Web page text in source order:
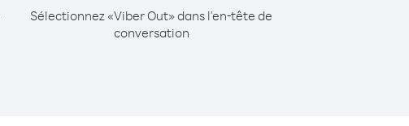
Sélectionnez «Viber Out» dans l'en-tête de
conversation